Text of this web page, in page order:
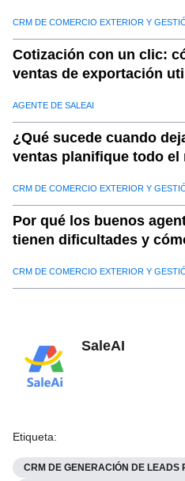
24. d. Productos y muebles
25. casos de uso de la vida real
26. Por qué saleai es esencial
27. a. Insights de datos
28. b. Automatización a escala:
30. d. Adaptabilidad en tiempo
31
e. Resultados probados:
32. Conclusión: desbloquear
CRM DE COMERCIO EXTERIOR Y
Cotización con un clic:
ventas de exportación
AGENTE DE SALEAI
¿Qué sucede cuando
ventas planifique todo el
CRM DE COMERCIO EXTERIOR Y
Por qué los buenos
tienen dificultades y
CRM DE COMERCIO EXTERIOR Y
SaleAI
Etiqueta:
CRM DE GENERACIÓN DE LEADS